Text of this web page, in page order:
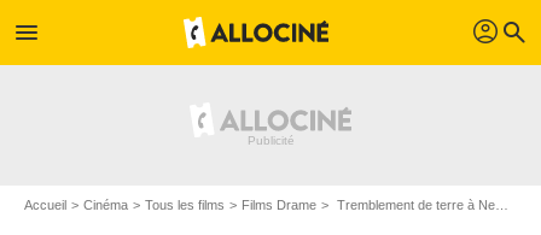
menu profil search
Accueil Cinéma Tous les films Films Drame Tremblement de terre à New York de Terry Ingram